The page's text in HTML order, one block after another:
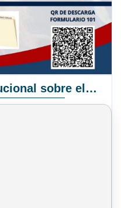
Pronunciamiento Institucional sobre el Proyecto de Ley N° 068/2025-2026 C.S.